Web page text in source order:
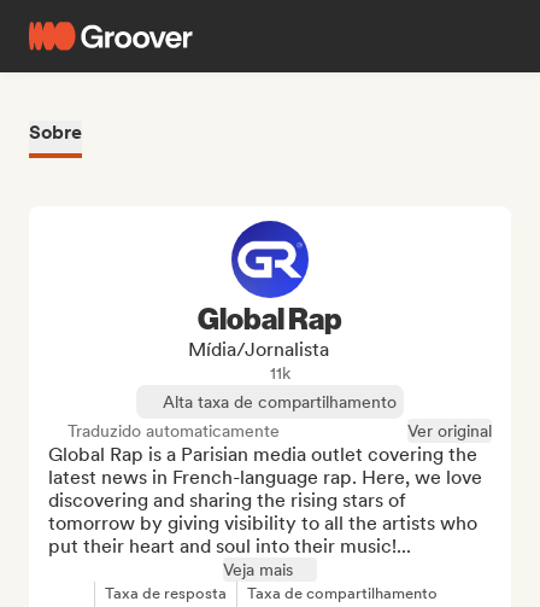
Sobre
Global Rap
Mídia/Jornalista
11k
Alta taxa de compartilhamento
Traduzido automaticamente
Ver original
Global Rap is a Parisian media outlet covering the
latest news in French-language rap. Here, we love
discovering and sharing the rising stars of
tomorrow by giving visibility to all the artists who
put their heart and soul into their music!...
Veja mais
Taxa de resposta Taxa de compartilhamento